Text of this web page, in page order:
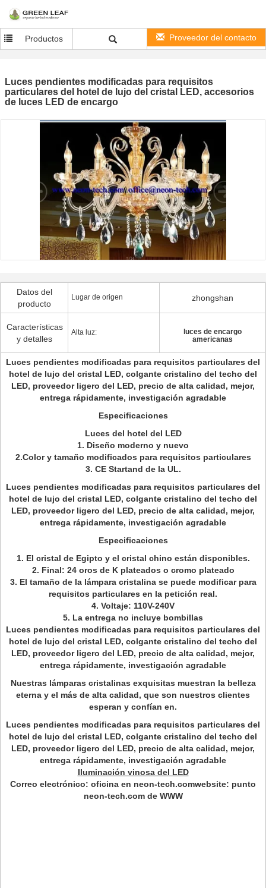
Productos Proveedor del contacto
Luces pendientes modificadas para requisitos
particulares del hotel de lujo del cristal LED, accesorios
de luces LED de encargo
Datos del
producto
Lugar de origen zhongshan
Características
y detalles
Alta luz:
luces de encargo
americanas
Luces pendientes modificadas para requisitos particulares del
hotel de lujo del cristal LED, colgante cristalino del techo del
LED, proveedor ligero del LED, precio de alta calidad, mejor,
entrega rápidamente, investigación agradable
Especificaciones
Luces del hotel del LED
1. Diseño moderno y nuevo
2.Color y tamaño modificados para requisitos particulares
3. CE Startand de la UL.
Luces pendientes modificadas para requisitos particulares del
hotel de lujo del cristal LED, colgante cristalino del techo del
LED, proveedor ligero del LED, precio de alta calidad, mejor,
entrega rápidamente, investigación agradable
Especificaciones
1. El cristal de Egipto y el cristal chino están disponibles.
2. Final: 24 oros de K plateados o cromo plateado
3. El tamaño de la lámpara cristalina se puede modificar para
requisitos particulares en la petición real.
4. Voltaje: 110V-240V
5. La entrega no incluye bombillas
Luces pendientes modificadas para requisitos particulares del
hotel de lujo del cristal LED, colgante cristalino del techo del
LED, proveedor ligero del LED, precio de alta calidad, mejor,
entrega rápidamente, investigación agradable
Nuestras lámparas cristalinas exquisitas muestran la belleza
eterna y el más de alta calidad, que son nuestros clientes
esperan y confían en.
Luces pendientes modificadas para requisitos particulares del
hotel de lujo del cristal LED, colgante cristalino del techo del
LED, proveedor ligero del LED, precio de alta calidad, mejor,
entrega rápidamente, investigación agradable
Iluminación vinosa del LED
Correo electrónico: oficina en neon-tech.comwebsite: punto
neon-tech.com de WWW